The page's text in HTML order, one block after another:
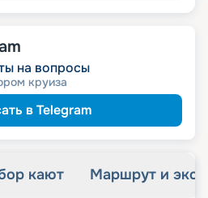
на вопросы
круиза
в Telegram
кают Маршрут и